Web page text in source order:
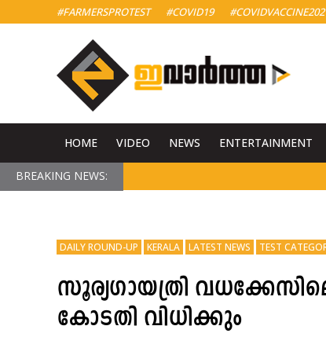
#FARMERSPROTEST #COVID19
HOME VIDEO NEWS ENTERTAINMENT
BREAKING NEWS:
DAILY ROUND-UP KERALA LATEST NEWS TEST
സൂര്യഗായത്രി
കോടതി വിധിക്കും